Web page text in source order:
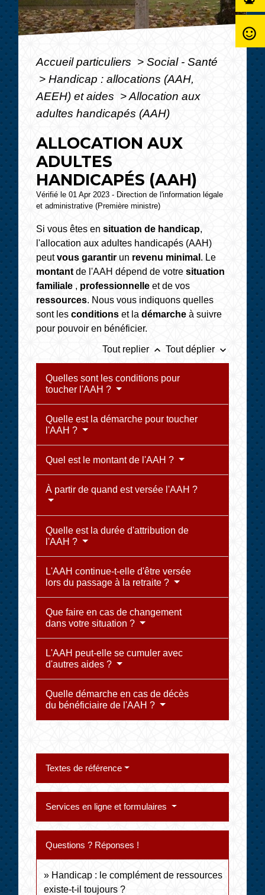
Accueil particuliers > Social - Santé
> Handicap : allocations (AAH,
AEEH) et aides >Allocation aux
adultes handicapés (AAH)
ALLOCATION AUX
ADULTES
HANDICAPÉS (AAH)
Vérifié le 01 Apr 2023 - Direction de l'information légale
et administrative (Première ministre)
Si vous êtes ensituation de handicap,
l'allocation aux adultes handicapés (AAH)
peutvous garantir un revenu minimal . Le
montant de l'AAH dépend de votre situation
familiale , professionnelle et de vos
ressources. Nous vous indiquons quelles
sont lesconditions et ladémarche à suivre
pour pouvoir en bénéficier.
Tout replier keyboard_arrow_up Tout déplier keyboard_arrow_down
Quelles sont les conditions pour
toucher l'AAH ?
Quelle est la démarche pour toucher
l'AAH ?
Quel est le montant de l'AAH ?
À partir de quand est versée l'AAH ?
Quelle est la durée d'attribution de
l'AAH ?
L'AAH continue-t-elle d'être versée
lors du passage à la retraite ?
Que faire en cas de changement
dans votre situation ?
L'AAH peut-elle se cumuler avec
d'autres aides ?
Quelle démarche en cas de décès
du bénéficiaire de l'AAH ?
Textes de référence
Services en ligne et formulaires
Questions ? Réponses !
Handicap : le complément de ressources
existe-t-il toujours ?
sentiment_satisfied_alt